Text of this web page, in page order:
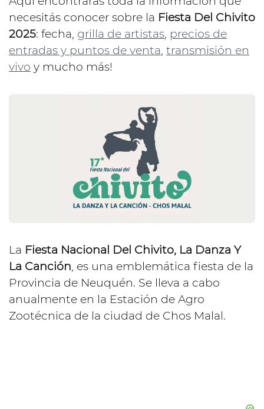
necesitás conocer sobre la Fiesta Del Chivito
2025: fecha, grilla de artistas, precios de
entradas y puntos de venta, transmisión en
vivo y mucho más!
La Fiesta Nacional Del Chivito, La Danza Y
La Canción, es una emblemática fiesta de la
Provincia de Neuquén. Se lleva a cabo
anualmente en la Estación de Agro
Zootécnica de la ciudad de Chos Malal.